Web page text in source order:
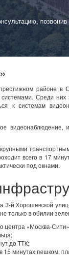
районе в
Среди
к системам
всего в 17
под окнами.
й Хорошевской
только в обилии
центра «Москва-
до ТТК;
15 минутах пешком,